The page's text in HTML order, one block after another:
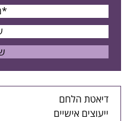
דיאטת הלחם
ייעוצים אישיים